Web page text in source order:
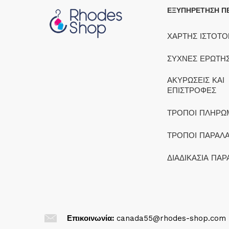
ΕΞΥΠΗΡΕΤΗΣΗ
ΧΑΡΤΗΣ
ΣΥΧΝΕΣ
ΑΚΥΡΩΣΕΙΣ ΚΑΙ
ΕΠΙΣΤΡΟΦΕΣ
ΤΡΟΠΟΙ
ΤΡΟΠΟΙ
ΔΙΑΔΙΚΑΣΙΑ
Επικοινωνία: canada55@rhodes-shop.com